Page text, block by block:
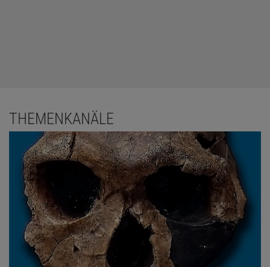
THEMENKANÄLE